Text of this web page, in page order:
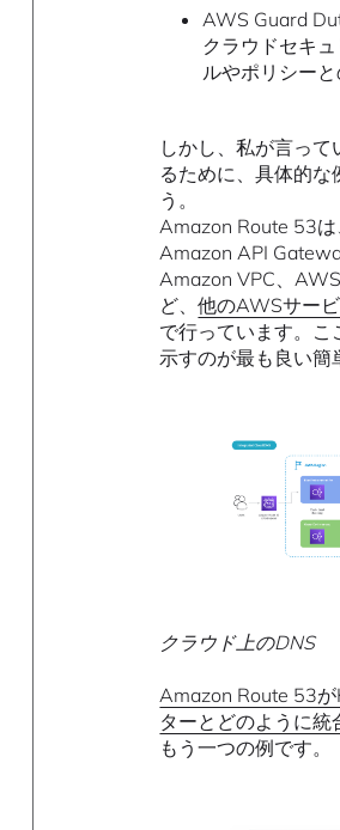
AWS Guard
クラウドセキ
ルやポリシーと
しかし、私が言っ
るために、具体的な
う。
Amazon Route 53は
Amazon API
Amazon VPC、
ど、他のAWSサー
で行っています。こ
示すのが最も良い簡
クラウド上のDNS
Amazon Route 53
ターとどのように統
もう一つの例です。